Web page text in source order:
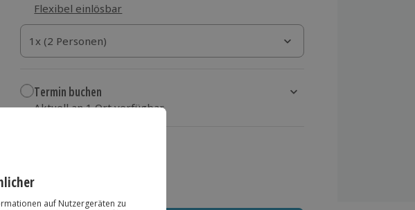
Flexibel einlösbar
1x (2 Personen)
1x (2 Personen)
1x (2 Personen)
Termin buchen
Aktuell an 1 Ort verfügbar
zzgl. Versand